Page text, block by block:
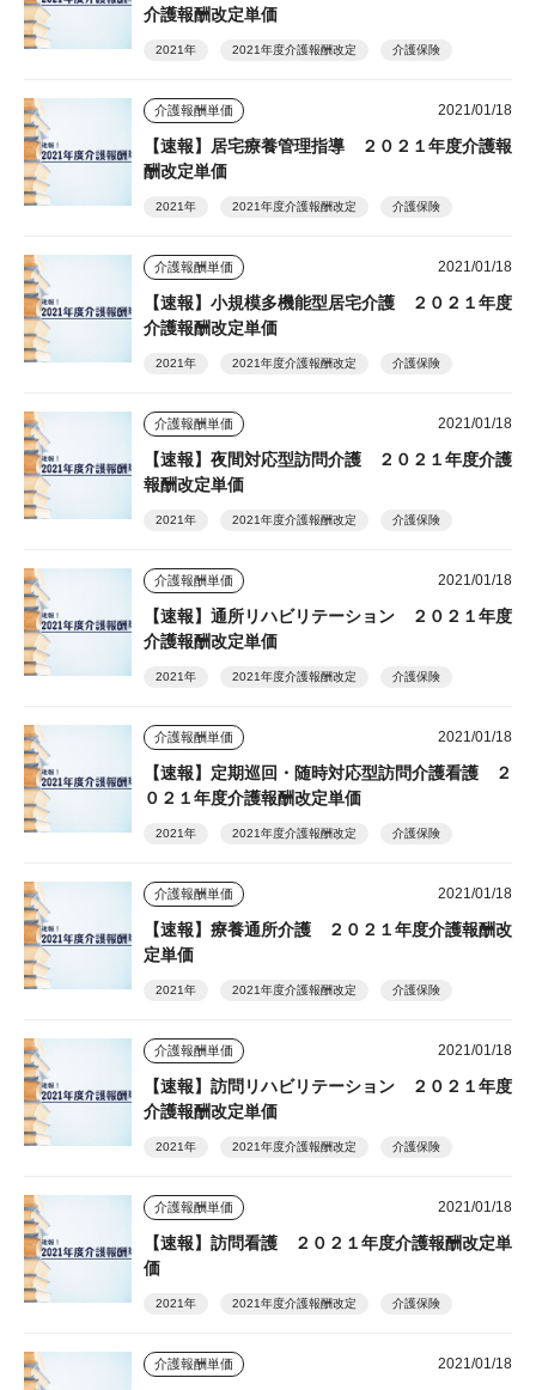
介護報酬改定単価
2021年 2021年度介護報酬改定 介護保険
介護報酬単価 2021/01/18
【速報】居宅療養管理指導 ２０２１年度介護報
酬改定単価
2021年 2021年度介護報酬改定 介護保険
介護報酬単価 2021/01/18
【速報】小規模多機能型居宅介護 ２０２１年度
介護報酬改定単価
2021年 2021年度介護報酬改定 介護保険
介護報酬単価 2021/01/18
【速報】夜間対応型訪問介護 ２０２１年度介護
報酬改定単価
2021年 2021年度介護報酬改定 介護保険
介護報酬単価 2021/01/18
【速報】通所リハビリテーション ２０２１年度
介護報酬改定単価
2021年 2021年度介護報酬改定 介護保険
介護報酬単価 2021/01/18
【速報】定期巡回・随時対応型訪問介護看護 ２
０２１年度介護報酬改定単価
2021年 2021年度介護報酬改定 介護保険
介護報酬単価 2021/01/18
【速報】療養通所介護 ２０２１年度介護報酬改
定単価
2021年 2021年度介護報酬改定 介護保険
介護報酬単価 2021/01/18
【速報】訪問リハビリテーション ２０２１年度
介護報酬改定単価
2021年 2021年度介護報酬改定 介護保険
介護報酬単価 2021/01/18
【速報】訪問看護 ２０２１年度介護報酬改定単
価
2021年 2021年度介護報酬改定 介護保険
介護報酬単価 2021/01/18